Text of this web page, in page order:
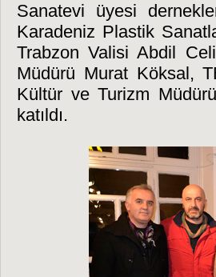
Sanatevi üyesi
Karadeniz Plastik
Trabzon Valisi Abdil
Müdürü Murat Köksal,
Kültür ve Turizm
katıldı.